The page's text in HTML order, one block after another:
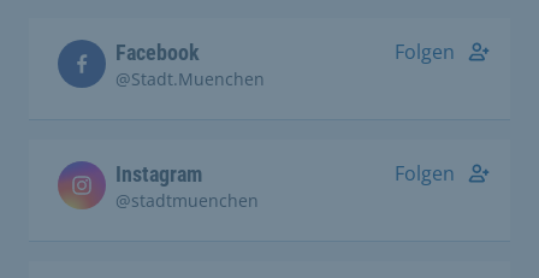
Facebook
@Stadt.Muenchen
Folgen
Instagram
@stadtmuenchen
Folgen